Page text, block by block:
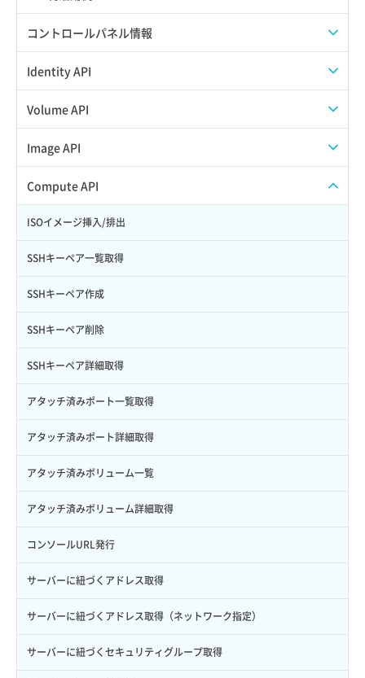
APIでAPIサブユーザーを作成する
APIでVPSにISOイメージを挿入する
APIでVPSを作成する
コントロールパネル情報
APIユーザーを作成する
API情報を確認する
Identity API
Credential一覧取得
Credential作成
Credential削除
Credential詳細取得
サブユーザーからロールを紐づけ解除
サブユーザーにロールを紐づけ
サブユーザー一覧取得
サブユーザー作成
サブユーザー削除
サブユーザー更新
サブユーザー詳細取得
トークン発行
パーミッション一覧取得
ロールからパーミッションを紐づけ解除
ロールにパーミッションを紐づけ
ロール一覧取得
Volume API
スナップショット一覧取得
スナップショット作成
スナップショット削除
スナップショット復元
スナップショット詳細一覧取得
スナップショット詳細取得（アイテム指定）
バックアップリストア
バックアップ一覧取得
バックアップ詳細一覧取得
バックアップ詳細取得
ボリュームイメージ保存
ボリュームタイプ一覧取得
ボリュームタイプ詳細取得
ボリューム一覧取得
ボリューム作成
Image API
ISOイメージアップロード
ISOイメージ作成
イメージ一覧取得
イメージ保存使用量取得
イメージ保存容量取得
イメージ保存容量変更
イメージ削除
イメージ詳細取得
Compute API
ISOイメージ挿入/排出
SSHキーペア一覧取得
SSHキーペア作成
SSHキーペア削除
SSHキーペア詳細取得
アタッチ済みポート一覧取得
アタッチ済みポート詳細取得
アタッチ済みボリューム一覧
アタッチ済みボリューム詳細取得
コンソールURL発行
サーバーに紐づくアドレス取得
サーバーに紐づくアドレス取得（ネットワーク指定）
サーバーに紐づくセキュリティグループ取得